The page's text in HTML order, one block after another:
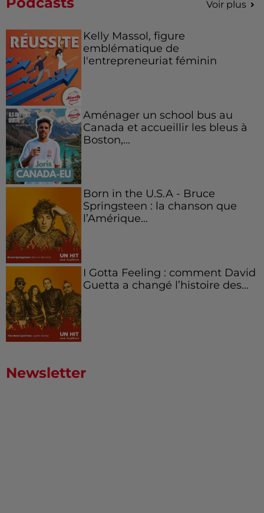
Voir plus
Kelly Massol, figure
emblématique de
l'entrepreneuriat féminin
Aménager un school bus au
Canada et accueillir les bleus à
Boston,...
Born in the U.S.A - Bruce
Springsteen : la chanson que
l’Amérique...
I Gotta Feeling : comment David
Guetta a changé l’histoire des...
Newsletter